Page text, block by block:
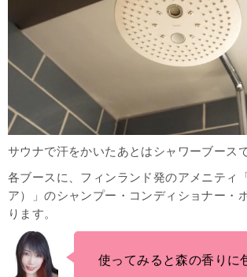
サウナで汗をかいたあとはシャワーブース
各ブースに、フィンランド発のアメニティ
ア）」のシャンプー・コンディショナー・
ります。
使ってみると森の香りに